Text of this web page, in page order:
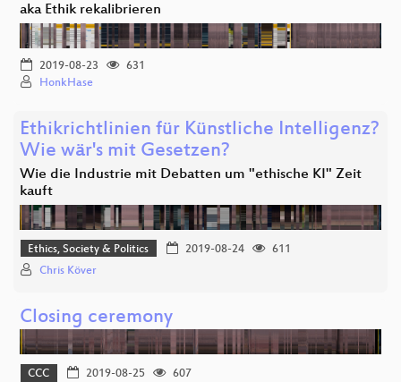
aka Ethik rekalibrieren
2019-08-23
631
HonkHase
Ethikrichtlinien für Künstliche Intelligenz?
Wie wär's mit Gesetzen?
Wie die Industrie mit Debatten um "ethische KI" Zeit
kauft
Ethics, Society & Politics 2019-08-24
611
Chris Köver
Closing ceremony
CCC 2019-08-25 607